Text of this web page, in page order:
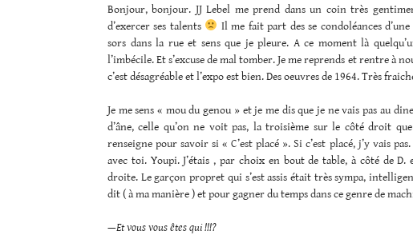
Bonjour, bonjour. JJ Lebel me prend dans un coin très
d’exercer ses talents
Il me fait part des se condoléances
sors dans la rue et sens que je pleure. A ce moment là
l’imbécile. Et s’excuse de mal tomber. Je me reprends et rentre à
c’est désagréable et l’expo est bien. Des oeuvres de 1964. Très
Je me sens « mou du genou » et je me dis que je ne vais pas au
d’âne, celle qu’on ne voit pas, la troisième sur le côté droit
renseigne pour savoir si « C’est placé ». Si c’est placé, j’y vais
avec toi. Youpi. J’étais , par choix en bout de table, à côté de D.
droite. Le garçon propret qui s’est assis était très sympa,
dit ( à ma manière ) et pour gagner du temps dans ce genre de
—Et vous vous êtes qui !!!?